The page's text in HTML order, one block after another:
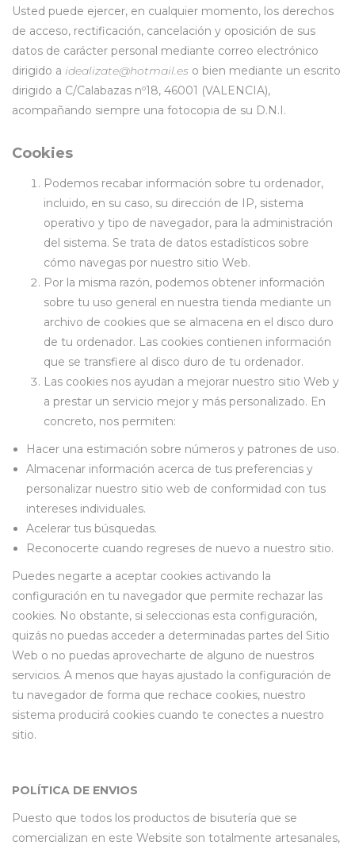
Usted puede ejercer, en cualquier momento, los derechos
de acceso, rectificación, cancelación y oposición de sus
datos de carácter personal mediante correo electrónico
dirigido a idealizate@hotmail.es o bien mediante un escrito
dirigido a C/Calabazas nº18, 46001 (VALENCIA),
acompañando siempre una fotocopia de su D.N.I.
Cookies
Podemos recabar información sobre tu ordenador,
incluido, en su caso, su dirección de IP, sistema
operativo y tipo de navegador, para la administración
del sistema. Se trata de datos estadísticos sobre
cómo navegas por nuestro sitio Web.
Por la misma razón, podemos obtener información
sobre tu uso general en nuestra tienda mediante un
archivo de cookies que se almacena en el disco duro
de tu ordenador. Las cookies contienen información
que se transfiere al disco duro de tu ordenador.
Las cookies nos ayudan a mejorar nuestro sitio Web y
a prestar un servicio mejor y más personalizado. En
concreto, nos permiten:
Hacer una estimación sobre números y patrones de uso.
Almacenar información acerca de tus preferencias y
personalizar nuestro sitio web de conformidad con tus
intereses individuales.
Acelerar tus búsquedas.
Reconocerte cuando regreses de nuevo a nuestro sitio.
Puedes negarte a aceptar cookies activando la
configuración en tu navegador que permite rechazar las
cookies. No obstante, si seleccionas esta configuración,
quizás no puedas acceder a determinadas partes del Sitio
Web o no puedas aprovecharte de alguno de nuestros
servicios. A menos que hayas ajustado la configuración de
tu navegador de forma que rechace cookies, nuestro
sistema producirá cookies cuando te conectes a nuestro
sitio.
POLÍTICA DE ENVIOS
Puesto que todos los productos de bisutería que se
comercializan en este Website son totalmente artesanales,